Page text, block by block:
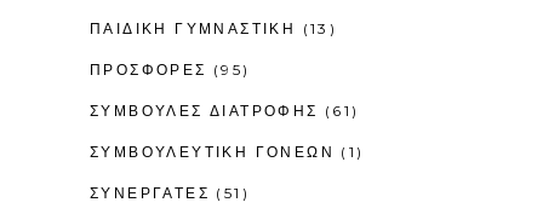
ΠΑΙΔΙΚΉ ΓΥΜΝΑΣΤΙΚΉ (13)
ΠΡΟΣΦΟΡΕΣ (95)
ΣΥΜΒΟΥΛΕΣ ΔΙΑΤΡΟΦΗΣ (61)
ΣΥΜΒΟΥΛΕΥΤΙΚΉ ΓΟΝΈΩΝ (1)
ΣΥΝΕΡΓΑΤΕΣ (51)